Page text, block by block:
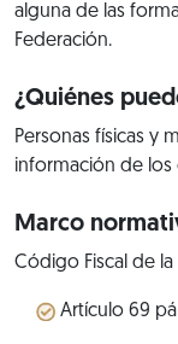
alguna de las
Federación.
¿Quiénes
Personas físicas y
información de
Marco
Código Fiscal de la
Artículo 69